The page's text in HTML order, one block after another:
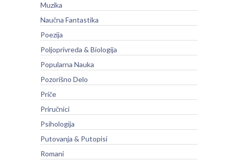
Muzika
Naučna Fantastika
Poezija
Poljoprivreda & Biologija
Popularna Nauka
Pozorišno Delo
Priče
Priručnici
Psihologija
Putovanja & Putopisi
Romani